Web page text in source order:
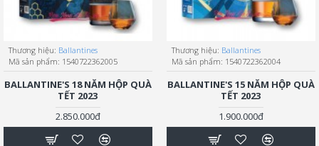
Thương hiệu: Ballantines
Mã sản phẩm: 1540722362005
BALLANTINE'S 18 NĂM HỘP QUÀ
TẾT 2023
2.850.000đ
Thương hiệu: Ballantines
Mã sản phẩm: 1540722362004
BALLANTINE'S 15 NĂM HỘP QUÀ
TẾT 2023
1.900.000đ